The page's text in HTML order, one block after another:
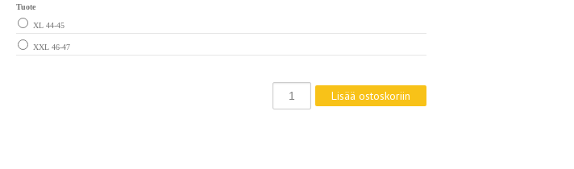
Tuote
XL 44-45
XXL 46-47